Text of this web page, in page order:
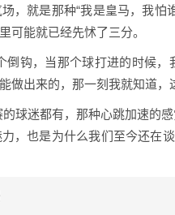
，就是那种“我是皇马，我怕
可能就已经先怵了三分。
钩，当那个球打进的时候
做出来的，那一刻我就知道，
球迷都有，那种心跳加速的
，也是为什么我们至今还在谈